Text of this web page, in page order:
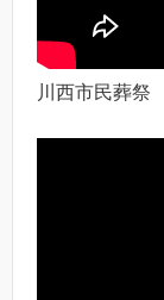
川西市民葬祭